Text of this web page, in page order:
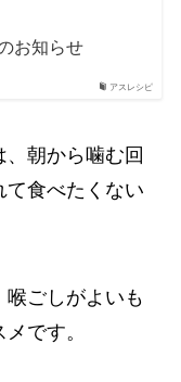
アスレシピ
お知らせ
朝から噛む回
て食べたくない
ごしがよいも
です。